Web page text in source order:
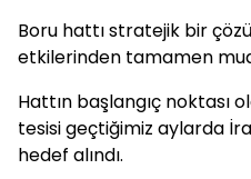
Boru hattı stratejik bir
etkilerinden tamamen
Hattın başlangıç noktası
tesisi geçtiğimiz aylarda
hedef alındı.